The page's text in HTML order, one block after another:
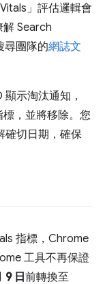
」評估邏輯會
解 Search
尋團隊的網誌文
示淘汰通知，
，並將移除。您
確切日期，確保
指標，Chrome
工具不再保證
9 日前轉換至